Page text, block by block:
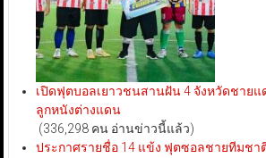
เปิดฟุตบอลเยาวชนสานฝัน 4 จังหวัดชาย
ลูกหนังต่างแดน
(336,298 คน อ่านข่าวนี้แล้ว)
ประกาศรายชื่อ 14 แข้ง ฟุตซอลชายทีมชา